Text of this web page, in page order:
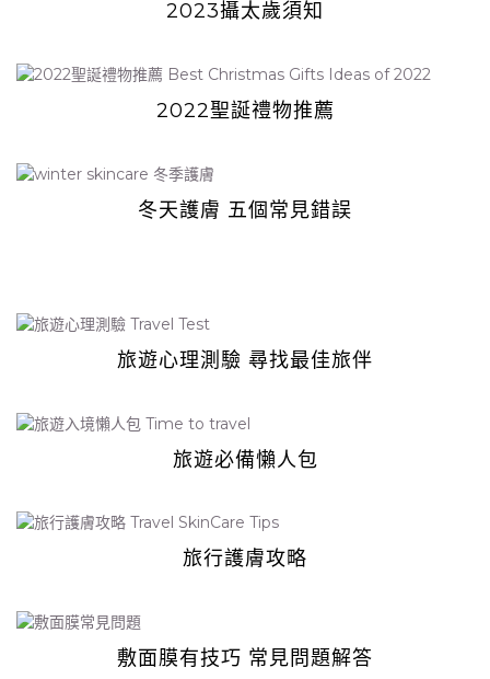
2023攝太歲須知
2022聖誕禮物推薦
冬天護膚 五個常見錯誤
旅遊心理測驗 尋找最佳旅伴
旅遊必備懶人包
旅行護膚攻略
敷面膜有技巧 常見問題解答